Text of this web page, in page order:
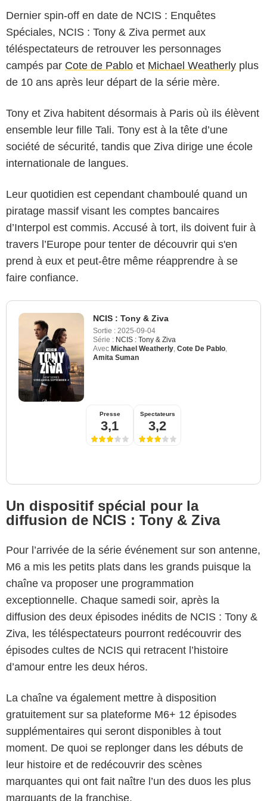
Dernier spin-off en date de NCIS : Enquêtes
Spéciales, NCIS : Tony & Ziva permet aux
téléspectateurs de retrouver les personnages
campés par Cote de Pablo et Michael Weatherly plus
de 10 ans après leur départ de la série mère.
Tony et Ziva habitent désormais à Paris où ils élèvent
ensemble leur fille Tali. Tony est à la tête d’une
société de sécurité, tandis que Ziva dirige une école
internationale de langues.
Leur quotidien est cependant chamboulé quand un
piratage massif visant les comptes bancaires
d’Interpol est commis. Accusé à tort, ils doivent fuir à
travers l’Europe pour tenter de découvrir qui s'en
prend à eux et peut-être même réapprendre à se
faire confiance.
NCIS : Tony & Ziva
Sortie : 2025-09-04
Série : NCIS : Tony & Ziva
Avec Michael Weatherly Cote De Pablo
Amita Suman
Presse
3,1
Spectateurs
3,2
Un dispositif spécial pour la
diffusion de NCIS : Tony & Ziva
Pour l’arrivée de la série événement sur son antenne,
M6 a mis les petits plats dans les grands puisque la
chaîne va proposer une programmation
exceptionnelle. Chaque samedi soir, après la
diffusion des deux épisodes inédits de NCIS : Tony &
Ziva, les téléspectateurs pourront redécouvrir des
épisodes cultes de NCIS qui retracent l’histoire
d’amour entre les deux héros.
La chaîne va également mettre à disposition
gratuitement sur sa plateforme M6+ 12 épisodes
supplémentaires qui seront disponibles à tout
moment. De quoi se replonger dans les débuts de
leur histoire et de redécouvrir des scènes
marquantes qui ont fait naître l’un des duos les plus
marquants de la franchise.